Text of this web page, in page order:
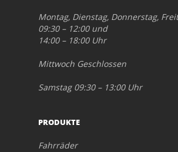
Montag, Dienstag, Donnerstag,
09:30 – 12:00 und
14:00 – 18:00 Uhr
Mittwoch Geschlossen
Samstag 09:30 – 13:00 Uhr
PRODUKTE
Fahrräder